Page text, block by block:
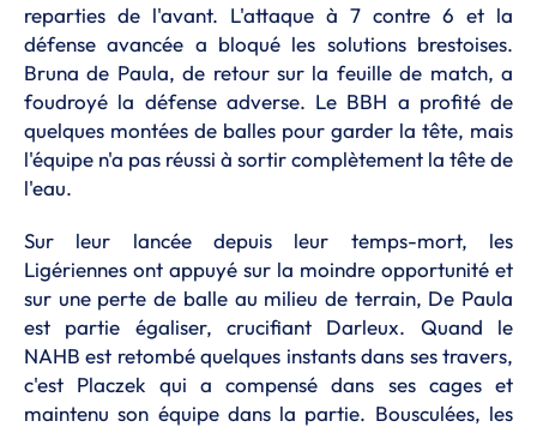
reparties de l'avant. L'attaque à 7 contre 6 et la
défense avancée a bloqué les solutions brestoises.
Bruna de Paula, de retour sur la feuille de match, a
foudroyé la défense adverse. Le BBH a profité de
quelques montées de balles pour garder la tête, mais
l'équipe n'a pas réussi à sortir complètement la tête de
l'eau.
Sur leur lancée depuis leur temps-mort, les
Ligériennes ont appuyé sur la moindre opportunité et
sur une perte de balle au milieu de terrain, De Paula
est partie égaliser, crucifiant Darleux. Quand le
NAHB est retombé quelques instants dans ses travers,
c'est Placzek qui a compensé dans ses cages et
maintenu son équipe dans la partie. Bousculées, les